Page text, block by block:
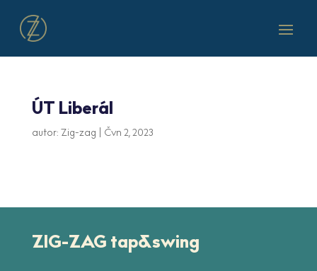
ÚT Liberál
autor: Zig-zag Čvn 2, 2023
ZIG-ZAG tap&swing